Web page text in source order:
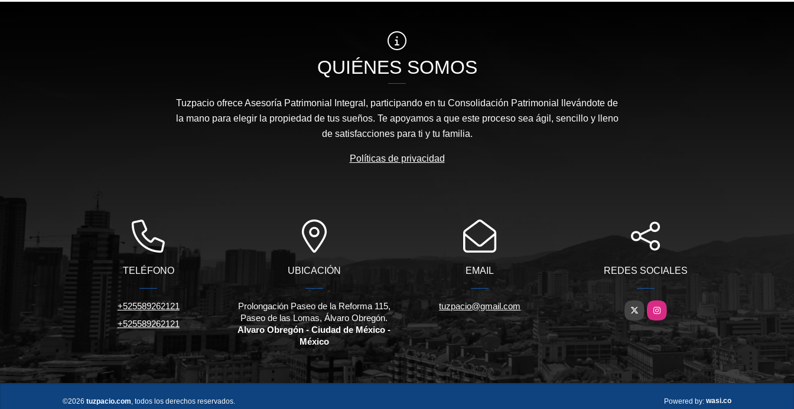
QUIÉNES SOMOS
Tuzpacio ofrece Asesoría Patrimonial Integral, participando en tu Consolidación Patrimonial llevándote de
la mano para elegir la propiedad de tus sueños. Te apoyamos a que este proceso sea ágil, sencillo y lleno
de satisfacciones para ti y tu familia.
Políticas de privacidad
TELÉFONO
+525589262121
+525589262121
UBICACIÓN
Prolongación Paseo de la Reforma 115,
Paseo de las Lomas, Álvaro Obregón.
Alvaro Obregón - Ciudad de México -
México
EMAIL
tuzpacio@gmail.com
REDES SOCIALES
X Instagram
©2026 tuzpacio.com , todos los derechos reservados. Powered by: wasi.co